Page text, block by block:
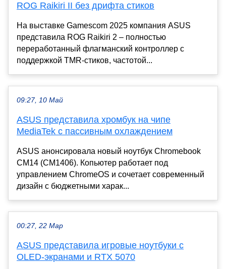
ROG Raikiri II без дрифта стиков
На выставке Gamescom 2025 компания ASUS
представила ROG Raikiri 2 – полностью
переработанный флагманский контроллер с
поддержкой TMR-стиков, частотой...
09:27, 10 Май
ASUS представила хромбук на чипе
MediaTek с пассивным охлаждением
ASUS анонсировала новый ноутбук Chromebook
CM14 (CM1406). Копьютер работает под
управлением ChromeOS и сочетает современный
дизайн с бюджетными харак...
00:27, 22 Мар
ASUS представила игровые ноутбуки с
OLED-экранами и RTX 5070